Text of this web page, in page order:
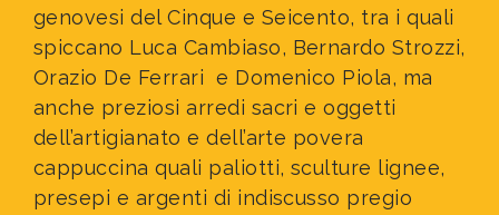
genovesi del Cinque e Seicento, tra i quali
spiccano Luca Cambiaso, Bernardo Strozzi,
Orazio De Ferrari e Domenico Piola, ma
anche preziosi arredi sacri e oggetti
dell’artigianato e dell’arte povera
cappuccina quali paliotti, sculture lignee,
presepi e argenti di indiscusso pregio